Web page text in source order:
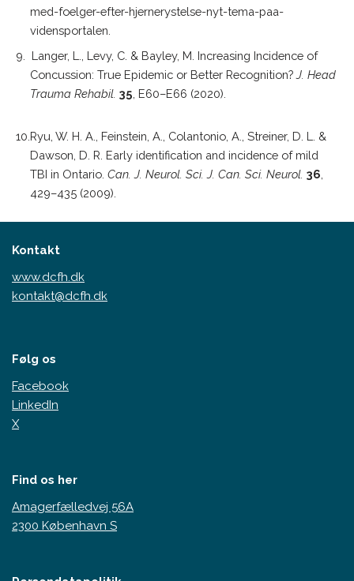
med-foelger-efter-hjernerystelse-nyt-tema-paa-
vidensportalen.
9. Langer, L., Levy, C. & Bayley, M. Increasing Incidence of
Concussion: True Epidemic or Better Recognition? J. Head
Trauma Rehabil. 35 , E60–E66 (2020).
10.Ryu, W. H. A., Feinstein, A., Colantonio, A., Streiner, D. L. &
Dawson, D. R. Early identification and incidence of mild
TBI in Ontario. Can. J. Neurol. Sci. J. Can. Sci. Neurol. 36
429–435 (2009).
Kontakt
www.dcfh.dk
kontakt@dcfh.dk
Følg os
Facebook
LinkedIn
X
Find os her
Amagerfælledvej 56A
2300 København S